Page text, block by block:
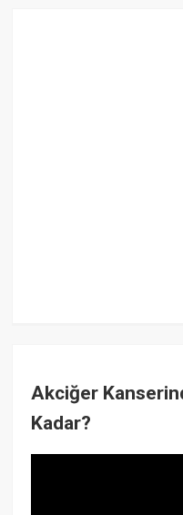
Akciğer
Kadar?